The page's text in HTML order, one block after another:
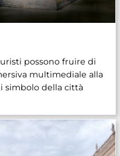
possono fruire di
multimediale alla
simbolo della città